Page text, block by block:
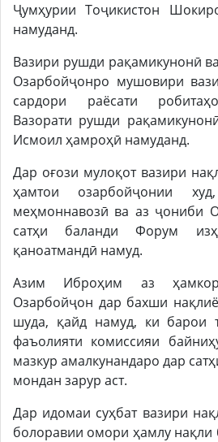
Ҷумҳурии Тоҷикистон
намуданд.
Вазири рушди рақамикунонӣ
Озарбойҷонро мушовири
сардори раёсати
Вазорати рушди
Исмоил ҳамроҳӣ намуданд.
Дар оғози мулоқот вазири
ҳамтои озарбойҷонии
меҳмоннавозӣ ва аз ҷониби
сатҳи баланди Форум
қаноатмандӣ намуд.
Азим Иброҳим аз
Озарбойҷон дар бахши
шуда, қайд намуд, ки барои
фаъолияти комиссияи
мазкур амалкунандаро дар
мондан зарур аст.
Дар идомаи суҳбат вазири
болоравии омори ҳамлу нақли